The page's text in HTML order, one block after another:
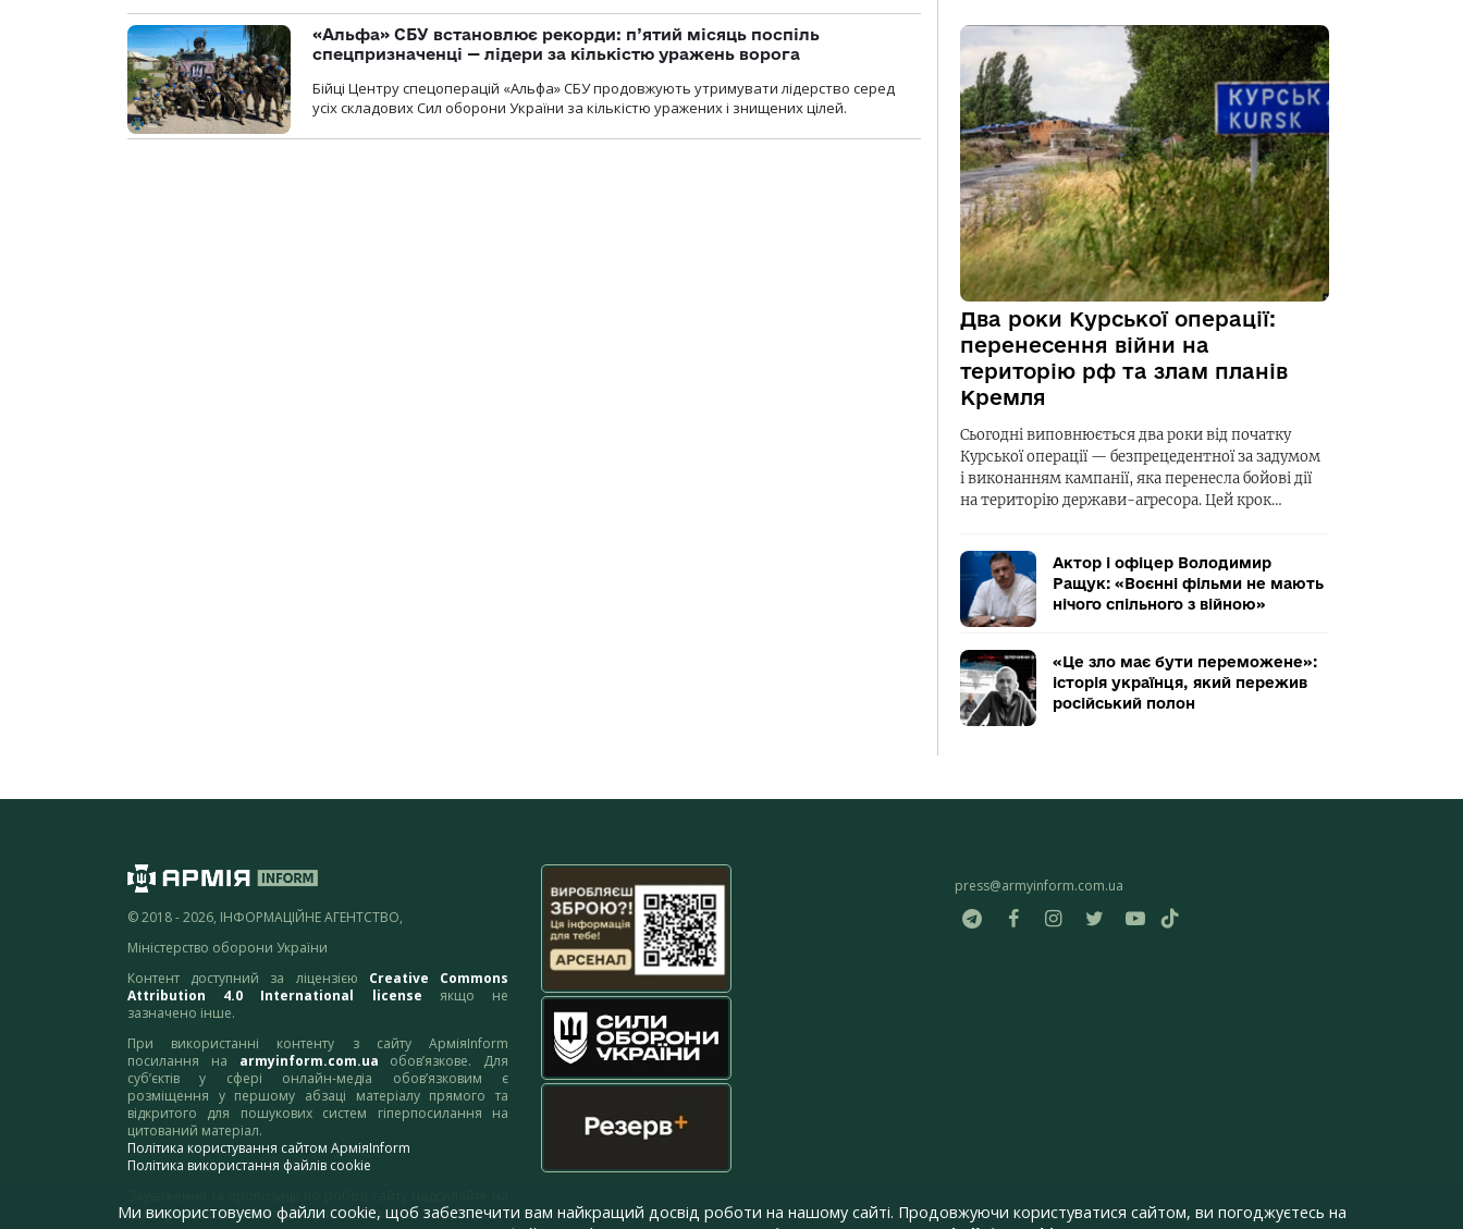
«Альфа» СБУ встановлює рекорди: п’ятий місяць поспіль
спецпризначенці — лідери за кількістю уражень ворога
Бійці Центру спецоперацій «Альфа» СБУ продовжують утримувати лідерство серед
усіх складових Сил оборони України за кількістю уражених і знищених цілей.
Два роки Курської операції:
перенесення війни на
територію рф та злам планів
Кремля
Сьогодні виповнюється два роки від початку
Курської операції — безпрецедентної за задумом
і виконанням кампанії, яка перенесла бойові дії
на територію держави-агресора. Цей крок…
Актор і офіцер Володимир
Ращук: «Воєнні фільми не мають
нічого спільного з війною»
«Це зло має бути переможене»:
історія українця, який пережив
російський полон
© 2018 - 2026, ІНФОРМАЦІЙНЕ АГЕНТСТВО,
Міністерство оборони України
Контент доступний за ліцензією Creative Commons
Attribution 4.0 International license якщо не
зазначено інше.
При використанні контенту з сайту АрміяInform
посилання на armyinform.com.ua обов’язкове. Для
суб’єктів у сфері онлайн-медіа обов’язковим є
розміщення у першому абзаці матеріалу прямого та
відкритого для пошукових систем гіперпосилання на
цитований матеріал.
Політика користування сайтом АрміяInform
Політика використання файлів cookie
адресу:webmaster@armyinform.com.ua
press@armyinform.com.ua
Ми використовуємо файли cookie, щоб забезпечити вам найкращий досвід роботи на нашому сайті. Продовжуючи користуватися сайтом, ви погоджуєтесь на